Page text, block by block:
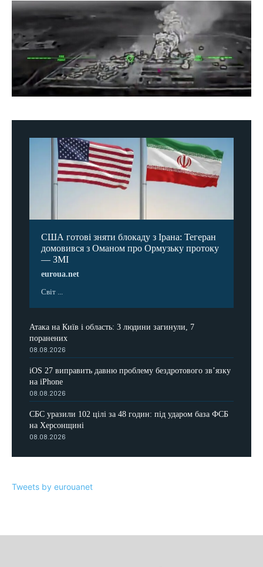
США готові зняти блокаду з Ірана: Тегеран
домовився з Оманом про Ормузьку протоку
— ЗМІ
euroua.net
Світ ...
Атака на Київ і область: 3 людини загинули, 7
поранених
08.08.2026
iOS 27 виправить давню проблему бездротового зв’язку
на iPhone
08.08.2026
СБС уразили 102 цілі за 48 годин: під ударом база ФСБ
на Херсонщині
08.08.2026
Tweets by eurouanet